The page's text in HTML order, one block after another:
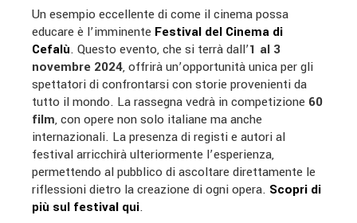
Un esempio eccellente di come il cinema possa
educare è l’imminente Festival del Cinema di
Cefalù. Questo evento, che si terrà dall’1 al 3
novembre 2024, offrirà un’opportunità unica per gli
spettatori di confrontarsi con storie provenienti da
tutto il mondo. La rassegna vedrà in competizione 60
film, con opere non solo italiane ma anche
internazionali. La presenza di registi e autori al
festival arricchirà ulteriormente l’esperienza,
permettendo al pubblico di ascoltare direttamente le
riflessioni dietro la creazione di ogni opera. Scopri di
più sul festival qui.